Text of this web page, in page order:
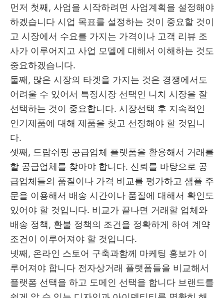
먼저 첫째, 사업을 시작하려면 사업계획을 설정해야
하겠습니다 시업 목표를 설정하는 것이 중요할 것이
고 시장에서 수요를 가지는 가격이나 고객 리뷰 조
사가 이루어지고 사업 모델에 대해서 이해하는 것도
중요하겠습니다.
둘째, 많은 시장의 타겟을 가지는 것은 경쟁에서도
어려울 수 있어서 특정시장 선택인 니치 시장을 잘
선택하는 것이 중요합니다. 시장선택 후 지속적인
인기제품에 대해 제품을 찾고 선정해야 할 것입니
다.
셋째, 드랍쉬핑 공급업체 플랫폼을 활용해서 거래를
할 공급업체를 찾아야 합니다. 신뢰를 바탕으로 공
급업체들의 품질이나 가격 비교를 평가하고 샘플 주
문을 이용해서 배송 시간이나 품질에 대해서 확인도
있어야 할 것입니다. 비교가 끝나면 거래할 업체와
배송 정책, 환불 정책의 조건을 정확하게 하여 계약
조건이 이루어져야 할 것입니다.
넷째, 온라인 스토어 구축과함께 마케팅 홍보가 이
루어져야 합니다 전자상거래 플랫폼들을 비교해서
플랫폼 선택을 하고 도메인 선택을 합니다 브랜드를